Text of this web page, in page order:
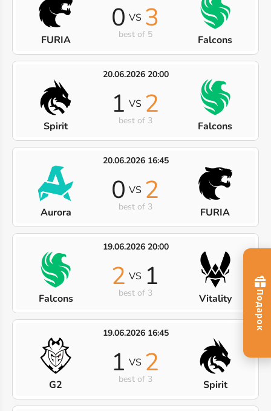
FURIA
0 VS 3
best of 5 Falcons
20.06.2026 20:00
Spirit
1 VS 2
best of 3 Falcons
20.06.2026 16:45
Aurora
0 VS 2
best of 3 FURIA
19.06.2026 20:00
Falcons
2 VS 1
best of 3 Vitality
19.06.2026 16:45
G2
1 VS 2
best of 3 Spirit